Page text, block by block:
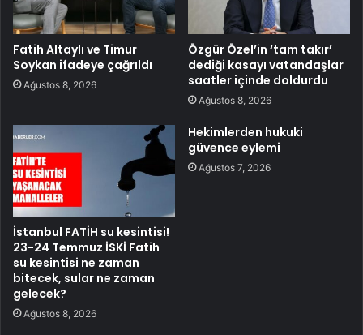
Fatih Altaylı ve Timur
Soykan ifadeye çağrıldı
Ağustos 8, 2026
Özgür Özel’in ‘tam takır’
dediği kasayı vatandaşlar
saatler içinde doldurdu
Ağustos 8, 2026
İstanbul FATİH su kesintisi!
23-24 Temmuz İSKİ Fatih
su kesintisi ne zaman
bitecek, sular ne zaman
gelecek?
Ağustos 8, 2026
Hekimlerden hukuki
güvence eylemi
Ağustos 7, 2026